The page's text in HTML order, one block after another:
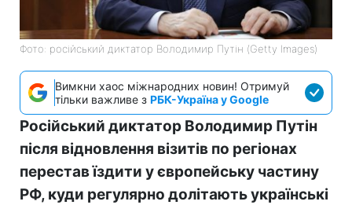
Фото: російський диктатор Володимир Путін (Getty Images)
Вимкни хаос міжнародних новин! Отримуй
тільки важливе з РБК-Україна у Google
Російський диктатор Володимир Путін
після відновлення візитів по регіонах
перестав їздити у європейську частину
РФ, куди регулярно долітають українські